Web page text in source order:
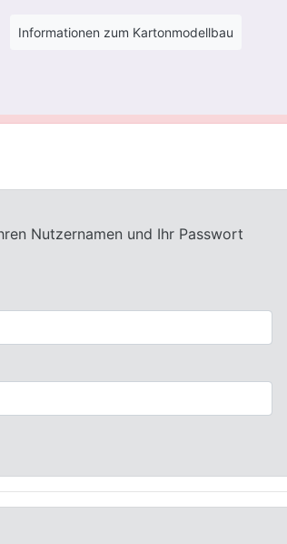
Informationen zum Kartonmodellbau
Nutzernamen und Ihr Passwort